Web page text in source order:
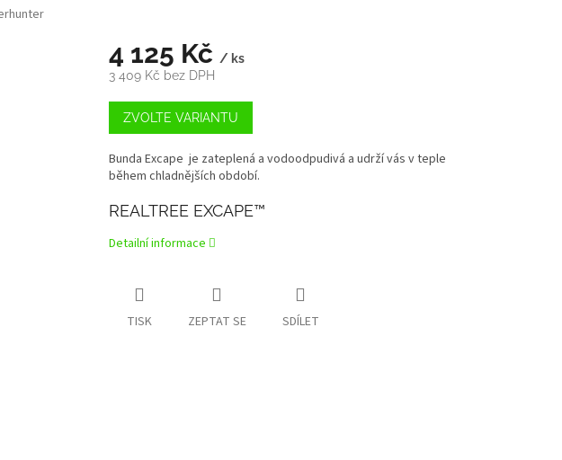
4 125 Kč / ks
3 409 Kč bez DPH
Měrná
cena:
ZVOLTE VARIANTU
Bunda Excape je zateplená a vodoodpudivá a udrží vás v teple
během chladnějších období.
REALTREE EXCAPE™
Detailní informace
TISK ZEPTAT SE SDÍLET